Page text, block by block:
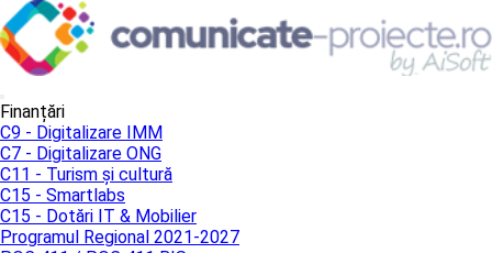
Finanțări
C9 - Digitalizare IMM
C7 - Digitalizare ONG
C11 - Turism și cultură
C15 - Smartlabs
C15 - Dotări IT & Mobilier
Programul Regional 2021-2027